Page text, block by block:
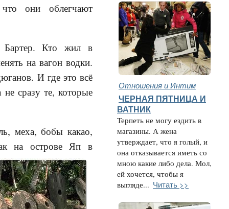
они облегчают
Бартер. Кто жил в
на вагон водки.
И где это всё
сразу те, которые
меха, бобы какао,
на острове Яп в
Отношения и Интим
ЧЕРНАЯ ПЯТНИЦА И
ВАТНИК
Терпеть не могу ездить в
магазины. А жена
утверждает, что я голый, и
она отказывается иметь со
мною какие либо дела. Мол,
ей хочется, чтобы я
выгляде... Читать >>